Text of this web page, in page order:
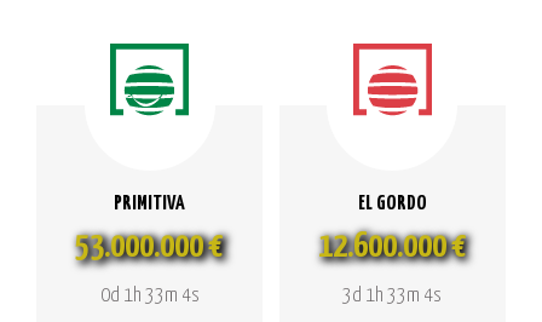
PRIMITIVA
53.000.000 €
0d 1h 33m 4s
EL GORDO
12.600.000 €
3d 1h 33m 4s